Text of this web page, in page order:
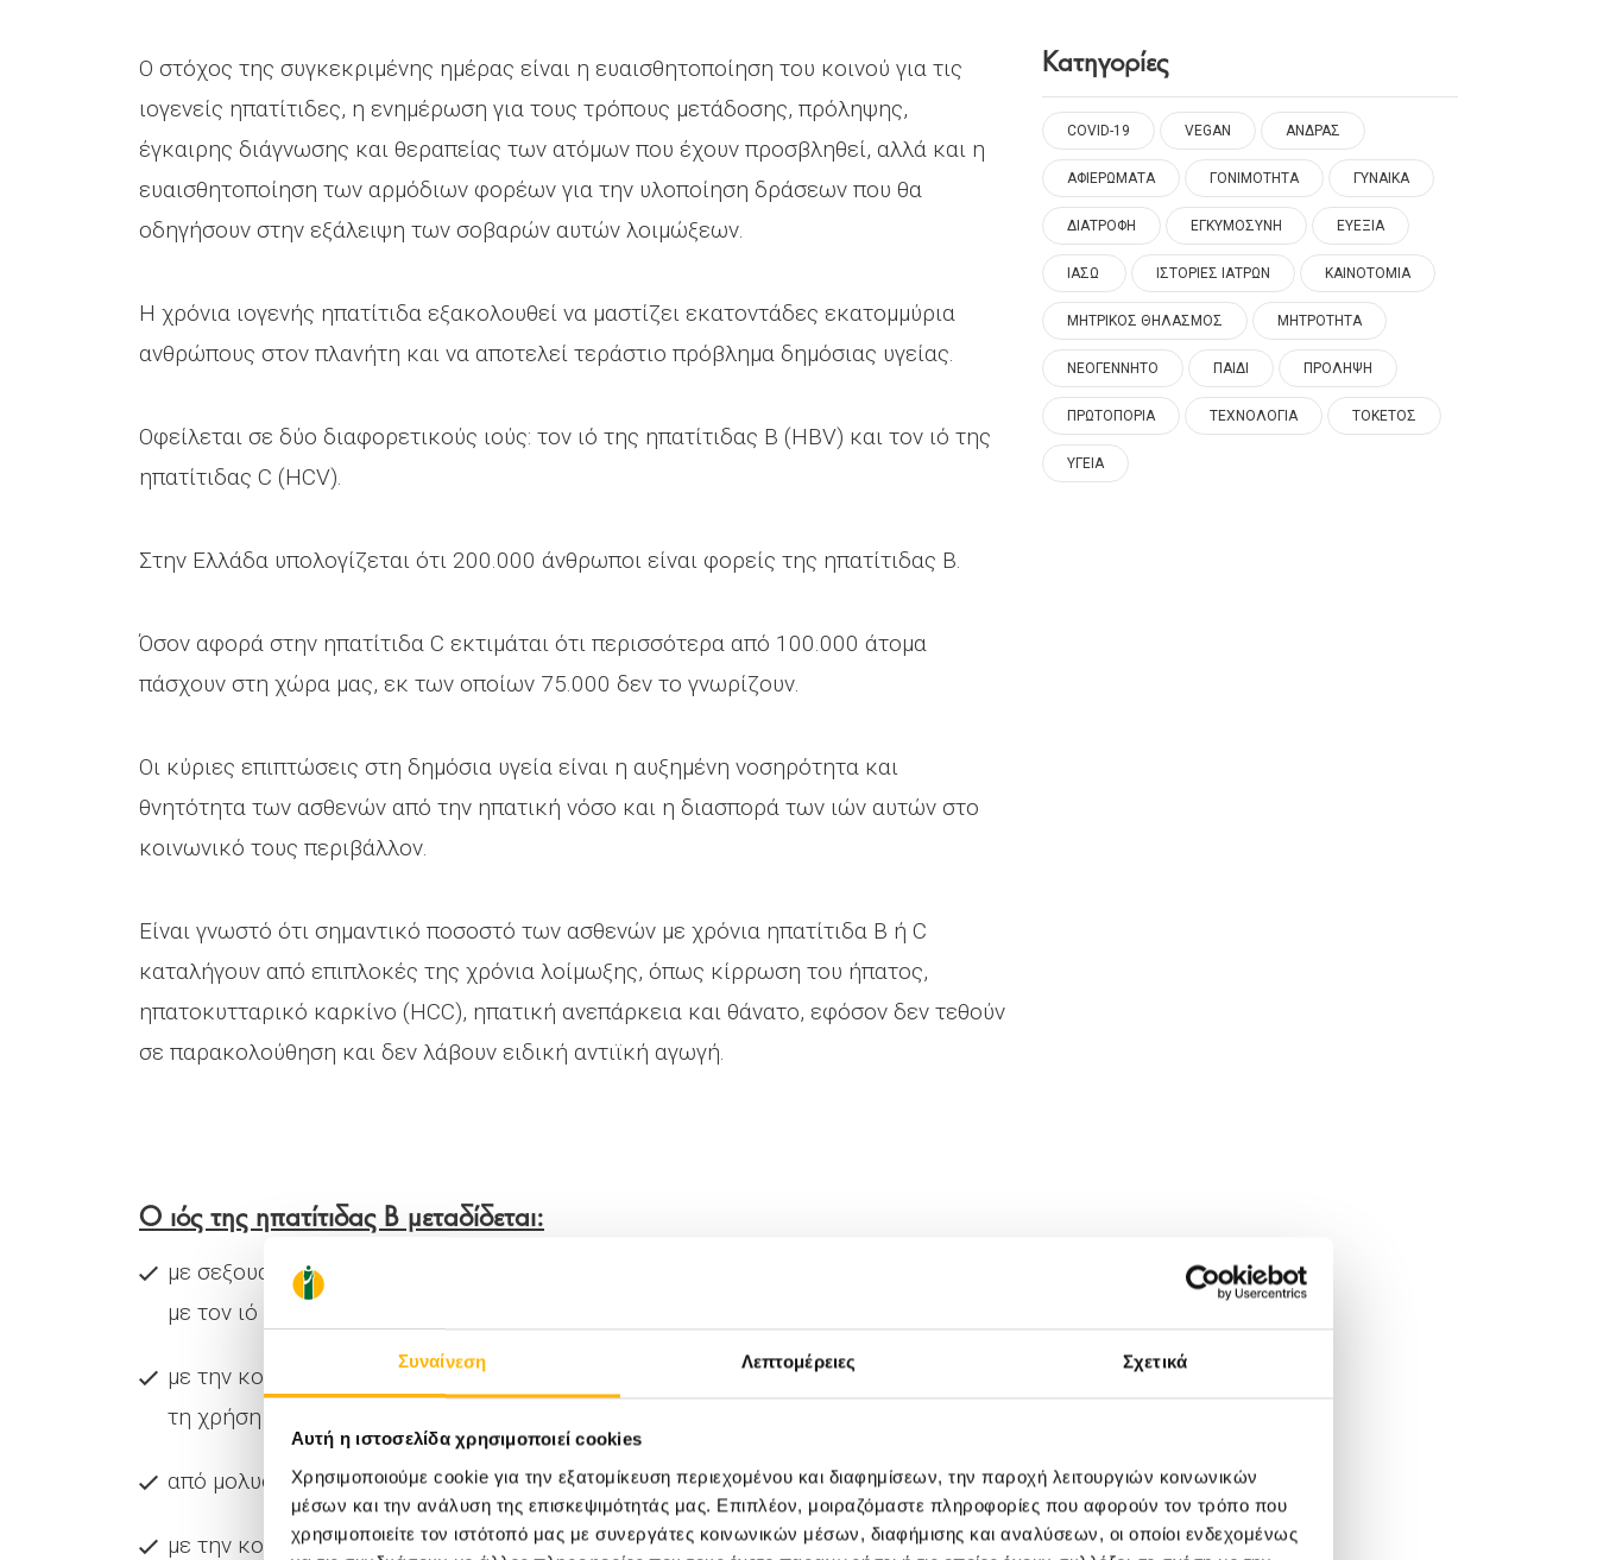
Συναίνεση Λεπτομέρειες Σχετικά
Αυτή η ιστοσελίδα χρησιμοποιεί cookies
Χρησιμοποιούμε cookie για την εξατομίκευση περιεχομένου και διαφημίσεων, την παροχή λειτουργιών κοινωνικών
μέσων και την ανάλυση της επισκεψιμότητάς μας. Επιπλέον, μοιραζόμαστε πληροφορίες που αφορούν τον τρόπο που
χρησιμοποιείτε τον ιστότοπό μας με συνεργάτες κοινωνικών μέσων, διαφήμισης και αναλύσεων, οι οποίοι ενδεχομένως
O στόχος της συγκεκριμένης ημέρας είναι η ευαισθητοποίηση του κοινού για τις
ιογενείς ηπατίτιδες, η ενημέρωση για τους τρόπους μετάδοσης, πρόληψης,
έγκαιρης διάγνωσης και θεραπείας των ατόμων που έχουν προσβληθεί, αλλά και η
ευαισθητοποίηση των αρμόδιων φορέων για την υλοποίηση δράσεων που θα
οδηγήσουν στην εξάλειψη των σοβαρών αυτών λοιμώξεων.
Η χρόνια ιογενής ηπατίτιδα εξακολουθεί να μαστίζει εκατοντάδες εκατομμύρια
ανθρώπους στον πλανήτη και να αποτελεί τεράστιο πρόβλημα δημόσιας υγείας.
Οφείλεται σε δύο διαφορετικούς ιούς: τον ιό της ηπατίτιδας Β (HBV) και τον ιό της
ηπατίτιδας C (HCV).
Στην Ελλάδα υπολογίζεται ότι 200.000 άνθρωποι είναι φορείς της ηπατίτιδας Β.
Όσον αφορά στην ηπατίτιδα C εκτιμάται ότι περισσότερα από 100.000 άτομα
πάσχουν στη χώρα μας, εκ των οποίων 75.000 δεν το γνωρίζουν.
Οι κύριες επιπτώσεις στη δημόσια υγεία είναι η αυξημένη νοσηρότητα και
θνητότητα των ασθενών από την ηπατική νόσο και η διασπορά των ιών αυτών στο
κοινωνικό τους περιβάλλον.
Είναι γνωστό ότι σημαντικό ποσοστό των ασθενών με χρόνια ηπατίτιδα B ή C
καταλήγουν από επιπλοκές της χρόνια λοίμωξης, όπως κίρρωση του ήπατος,
ηπατοκυτταρικό καρκίνο (HCC), ηπατική ανεπάρκεια και θάνατο, εφόσον δεν τεθούν
σε παρακολούθηση και δεν λάβουν ειδική αντιϊκή αγωγή.
Ο ιός της ηπατίτιδας Β μεταδίδεται:
με σεξουαλική επαφή, χωρίς χρήση προφυλακτικού, με άτομο που έχει μολυνθεί
με τον ιό
με την κοινή χρήση συριγγών ή άλλων εργαλείων για την προετοιμασία υλικού για
τη χρήση ενδοφλεβίων ναρκωτικών
από μολυσμένη μητέρα σε παιδί κατά τον τοκετό (κάθετη μετάδοση)
με την κοινή χρήση προσωπικών αντικειμένων (ξυραφάκια, οδοντόβουρτσα,
Κατηγορίες
COVID-19 VEGAN ΑΝΔΡΑΣ
ΑΦΙΕΡΩΜΑΤΑ ΓΟΝΙΜΟΤΗΤΑ ΓΥΝΑΙΚΑ
ΔΙΑΤΡΟΦΗ ΕΓΚΥΜΟΣΥΝΗ ΕΥΕΞΙΑ
ΙΑΣΩ ΙΣΤΟΡΙΕΣ ΙΑΤΡΩΝ ΚΑΙΝΟΤΟΜΙΑ
ΜΗΤΡΙΚΟΣ ΘΗΛΑΣΜΟΣ ΜΗΤΡΟΤΗΤΑ
ΝΕΟΓΕΝΝΗΤΟ ΠΑΙΔΙ ΠΡΟΛΗΨΗ
ΠΡΩΤΟΠΟΡΙΑ ΤΕΧΝΟΛΟΓΙΑ ΤΟΚΕΤΟΣ
ΥΓΕΙΑ